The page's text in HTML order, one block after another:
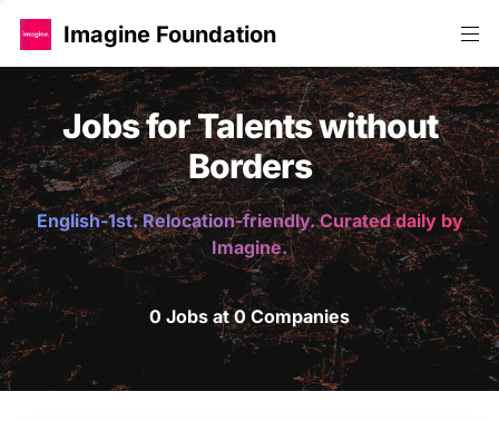
Imagine Foundation
Jobs for Talents without
Borders
English-1st. Relocation-friendly. Curated daily by
Imagine.
0 Jobs at 0 Companies